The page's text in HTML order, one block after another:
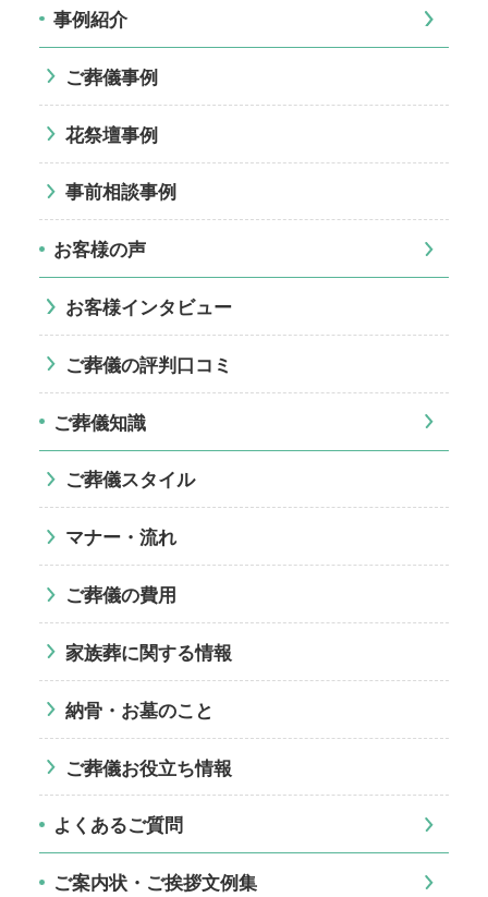
事例紹介
ご葬儀事例
花祭壇事例
事前相談事例
お客様の声
お客様インタビュー
ご葬儀の評判口コミ
ご葬儀知識
ご葬儀スタイル
マナー・流れ
ご葬儀の費用
家族葬に関する情報
納骨・お墓のこと
ご葬儀お役立ち情報
よくあるご質問
ご案内状・ご挨拶文例集